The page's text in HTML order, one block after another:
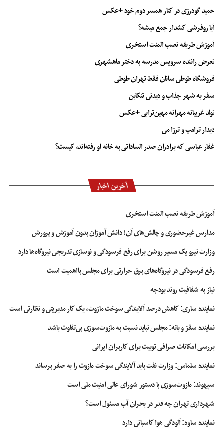
حمید گودرزی در کنار همسر دوم خود +عکس
آیا روفرشی کشدار جمع میشه؟
آموزش طریقه نصب المنت استخری
تعرض راننده سرویس مدرسه به دختر ماهشهری
فروشگاه طوطی سانان فقط تهران طوطی
سفر به شهر جذاب و دیدنی تنکابن
تولد غریبانه مهرانه مهین‌ترابی +عکس
دیدار ترامپ و ترزا می
غفار عباسی که برادران صدر الساداتی به خانه او رفته‌اند، کیست؟
آخرین اخبار
آموزش طریقه نصب المنت استخری
مدارس غیرحضوری و چالش‌های آن؛ دانش آموزان بدون آموزش و پرورش
وزارت نیرو یک مسیر روشن برای رفع فرسودگی و نوسازی تدریجی نیروگاه‌ها دارد
رفع فرسودگی در نیروگاه‌های برق حرارتی برای مجلس بااهمیت است
نیاز به شفافیت روند بودجه
نماینده ساری: کاهش درصد آلایندگی سوخت مازوت، یک کار مدیریتی و نظارتی است
نماینده سقز و بانه: مجلس نباید نسبت به مازوت‌سوزی بی‌تفاوت باشد
بررسی امکانات صرافی توبیت برای کاربران ایرانی
نماینده سلماس: وزارت نفت باید آلایندگی سوخت مازوت را به صفر برساند
سپهوند:‌ مازوت‌سوزی با دستور شورای عالی امنیت ملی است
شهرداری تهران چه قدر در بحران آب مسئول است؟
نماینده ساوه: آلودگی هوا کاسبانی دارد